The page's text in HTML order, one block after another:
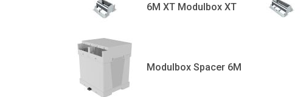
6M XT Modulbox XT
Modulbox Spacer 6M